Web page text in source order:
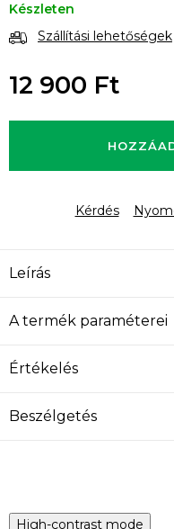
Készleten
Szállítási lehetőségek
12 900 Ft
Kérdés
Leírás
A termék paraméterei
Értékelés
Beszélgetés
High-contrast mode